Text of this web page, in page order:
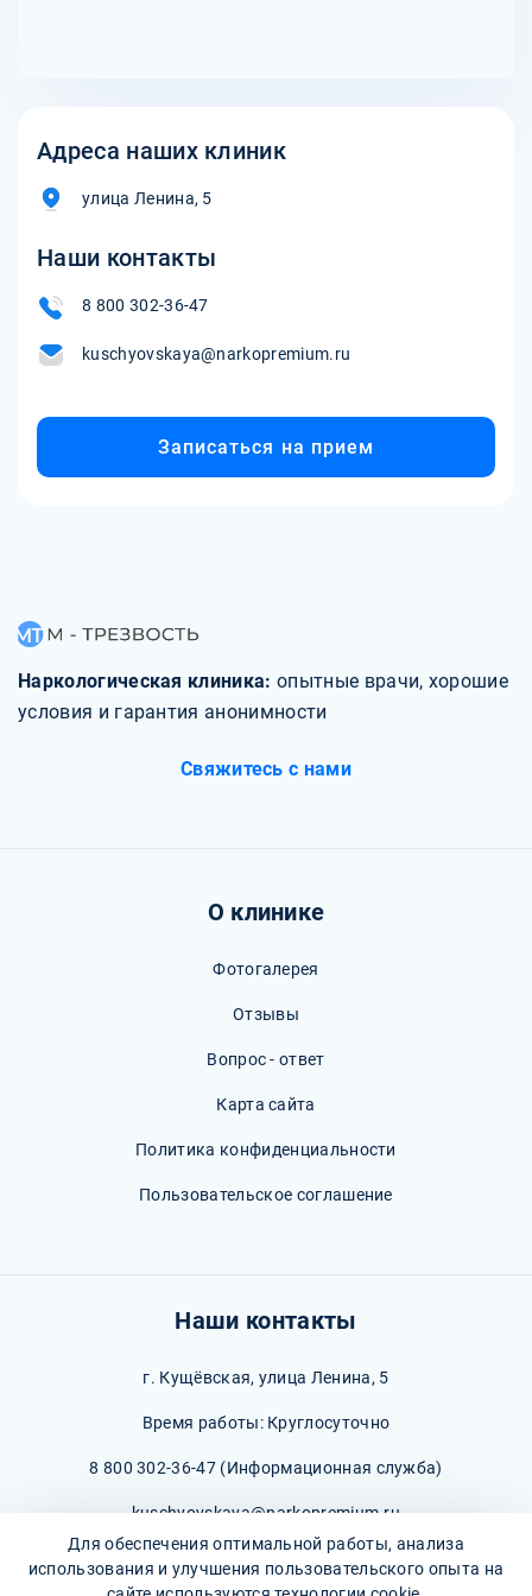
Адреса наших клиник
улица Ленина, 5
Наши контакты
8 800 302-36-47
kuschyovskaya@narkopremium.ru
Записаться на прием
Наркологическая клиника: опытные врачи, хорошие
условия и гарантия анонимности
Свяжитесь с нами
О клинике
Фотогалерея
Отзывы
Вопрос - ответ
Карта сайта
Политика конфиденциальности
Пользовательское соглашение
Наши контакты
г. Кущёвская, улица Ленина, 5
Время работы: Круглосуточно
8 800 302-36-47 (Информационная служба)
kuschyovskaya@narkopremium.ru
Для обеспечения оптимальной работы, анализа
использования и улучшения пользовательского опыта на